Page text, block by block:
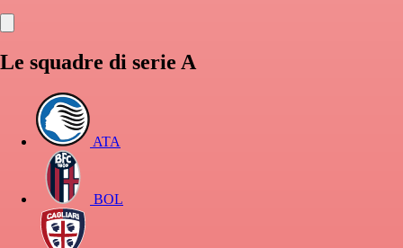
Le squadre di serie A
ATA
BOL